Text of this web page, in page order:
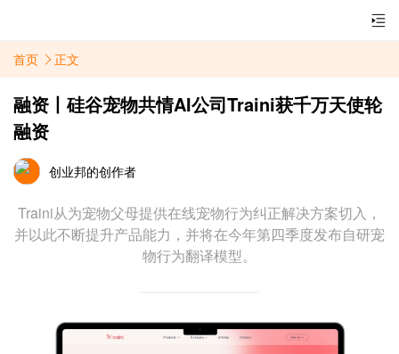
首页 正文
融资丨硅谷宠物共情AI公司Traini获千万天使轮
融资
创业邦的创作者
Traini从为宠物父母提供在线宠物行为纠正解决方案切入，
并以此不断提升产品能力，并将在今年第四季度发布自研宠
物行为翻译模型。